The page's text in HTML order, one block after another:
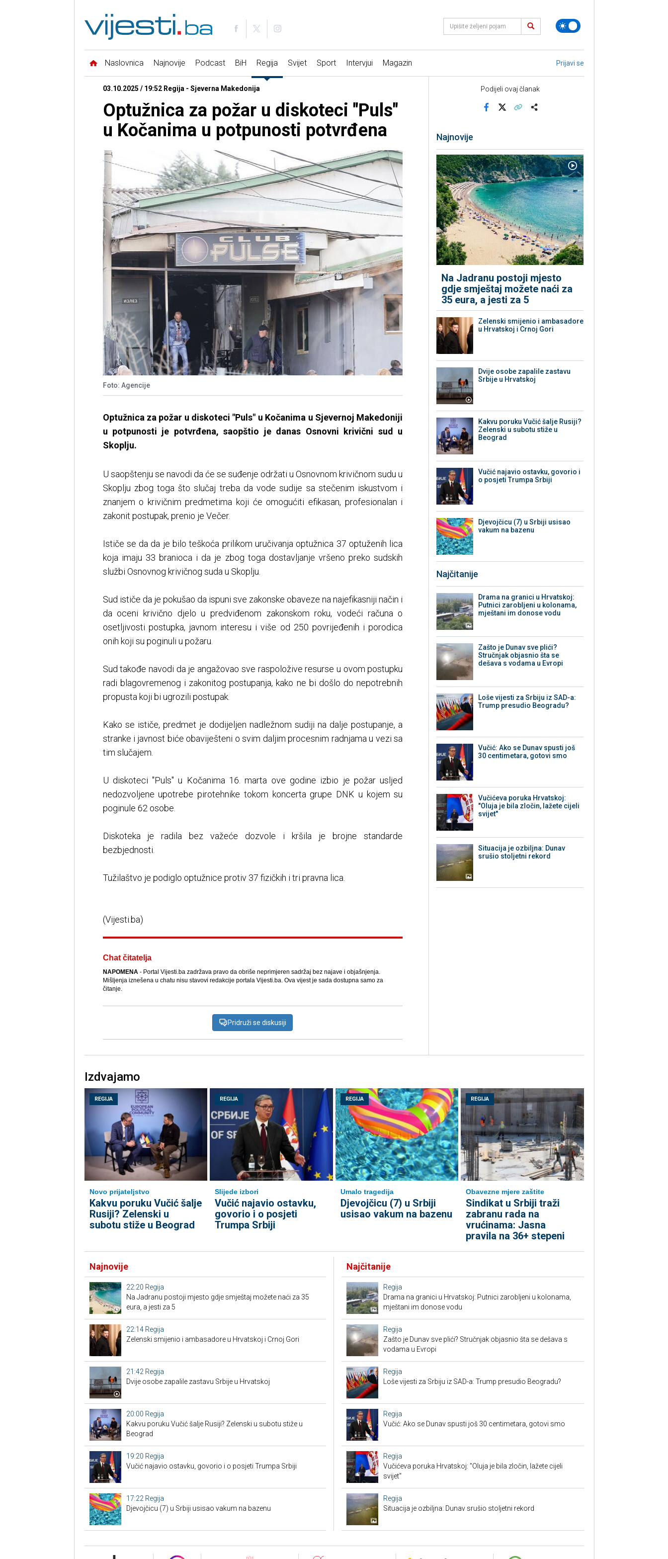
Naslovnica Najnovije Podcast BiH Regija Svijet Sport Intervjui Magazin Prijavi se
03.10.2025 / 19:52 Regija - Sjeverna Makedonija
Optužnica za požar u diskoteci "Puls"
u Kočanima u potpunosti potvrđena
Foto: Agencije
Optužnica za požar u diskoteci "Puls" u Kočanima u Sjevernoj Makedoniji
u potpunosti je potvrđena, saopštio je danas Osnovni krivični sud u
Skoplju.
U saopštenju se navodi da će se suđenje održati u Osnovnom krivičnom sudu u
Skoplju zbog toga što slučaj treba da vode sudije sa stečenim iskustvom i
znanjem o krivičnim predmetima koji će omogućiti efikasan, profesionalan i
zakonit postupak, prenio je Večer.
Ističe se da da je bilo teškoća prilikom uručivanja optužnica 37 optuženih lica
koja imaju 33 branioca i da je zbog toga dostavljanje vršeno preko sudskih
službi Osnovnog krivičnog suda u Skoplju.
Sud ističe da je pokušao da ispuni sve zakonske obaveze na najefikasniji način i
da oceni krivično djelo u predviđenom zakonskom roku, vodeći računa o
osetljivosti postupka, javnom interesu i više od 250 povrijeđenih i porodica
onih koji su poginuli u požaru.
Sud takođe navodi da je angažovao sve raspoložive resurse u ovom postupku
radi blagovremenog i zakonitog postupanja, kako ne bi došlo do nepotrebnih
propusta koji bi ugrozili postupak.
Kako se ističe, predmet je dodijeljen nadležnom sudiji na dalje postupanje, a
stranke i javnost biće obaviješteni o svim daljim procesnim radnjama u vezi sa
tim slučajem.
U diskoteci "Puls" u Kočanima 16. marta ove godine izbio je požar usljed
nedozvoljene upotrebe pirotehnike tokom koncerta grupe DNK u kojem su
poginule 62 osobe.
Diskoteka je radila bez važeće dozvole i kršila je brojne standarde
bezbjednosti.
Tužilaštvo je podiglo optužnice protiv 37 fizičkih i tri pravna lica.
(Vijesti.ba)
Chat čitatelja
NAPOMENA- Portal Vijesti.ba zadržava pravo da obriše neprimjeren sadržaj bez najave i objašnjenja.
Mišljenja iznešena u chatu nisu stavovi redakcije portala Vijesti.ba. Ova vijest je sada dostupna samo za
čitanje.
Pridruži se diskusiji
Podijeli ovaj članak
Najnovije
Na Jadranu postoji mjesto
gdje smještaj možete naći za
35 eura, a jesti za 5
Zelenski smijenio i ambasadore
u Hrvatskoj i Crnoj Gori
Dvije osobe zapalile zastavu
Srbije u Hrvatskoj
Kakvu poruku Vučić šalje Rusiji?
Zelenski u subotu stiže u
Beograd
Vučić najavio ostavku, govorio i
o posjeti Trumpa Srbiji
Djevojčicu (7) u Srbiji usisao
vakum na bazenu
Najčitanije
Drama na granici u Hrvatskoj:
Putnici zarobljeni u kolonama,
mještani im donose vodu
Zašto je Dunav sve plići?
Stručnjak objasnio šta se
dešava s vodama u Evropi
Loše vijesti za Srbiju iz SAD-a:
Trump presudio Beogradu?
Vučić: Ako se Dunav spusti još
30 centimetara, gotovi smo
Vučićeva poruka Hrvatskoj:
"Oluja je bila zločin, lažete cijeli
svijet"
Situacija je ozbiljna: Dunav
srušio stoljetni rekord
Izdvajamo
REGIJA
Novo prijateljstvo
Kakvu poruku Vučić šalje
Rusiji? Zelenski u
subotu stiže u Beograd
REGIJA
Slijede izbori
Vučić najavio ostavku,
govorio i o posjeti
Trumpa Srbiji
REGIJA
Umalo tragedija
Djevojčicu (7) u Srbiji
usisao vakum na bazenu
REGIJA
Obavezne mjere zaštite
Sindikat u Srbiji traži
zabranu rada na
vrućinama: Jasna
pravila na 36+ stepeni
Najnovije
22:20 Regija
Na Jadranu postoji mjesto gdje smještaj možete naći za 35
eura, a jesti za 5
22:14 Regija
Zelenski smijenio i ambasadore u Hrvatskoj i Crnoj Gori
21:42 Regija
Dvije osobe zapalile zastavu Srbije u Hrvatskoj
20:00 Regija
Kakvu poruku Vučić šalje Rusiji? Zelenski u subotu stiže u
Beograd
19:20 Regija
Vučić najavio ostavku, govorio i o posjeti Trumpa Srbiji
17:22 Regija
Djevojčicu (7) u Srbiji usisao vakum na bazenu
Najčitanije
Regija
Drama na granici u Hrvatskoj: Putnici zarobljeni u kolonama,
mještani im donose vodu
Regija
Zašto je Dunav sve plići? Stručnjak objasnio šta se dešava s
vodama u Evropi
Regija
Loše vijesti za Srbiju iz SAD-a: Trump presudio Beogradu?
Regija
Vučić: Ako se Dunav spusti još 30 centimetara, gotovi smo
Regija
Vučićeva poruka Hrvatskoj: "Oluja je bila zločin, lažete cijeli
svijet"
Regija
Situacija je ozbiljna: Dunav srušio stoljetni rekord